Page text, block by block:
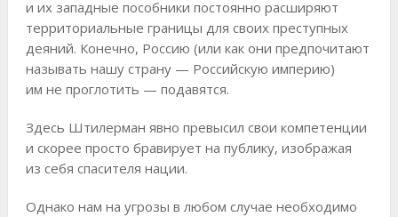
и их западные пособники постоянно расширяют
территориальные границы для своих преступных
деяний. Конечно, Россию (или как они предпочитают
называть нашу страну — Российскую империю)
им не проглотить — подавятся.
Здесь Штилерман явно превысил свои компетенции
и скорее просто бравирует на публику, изображая
из себя спасителя нации.
Однако нам на угрозы в любом случае необходимо